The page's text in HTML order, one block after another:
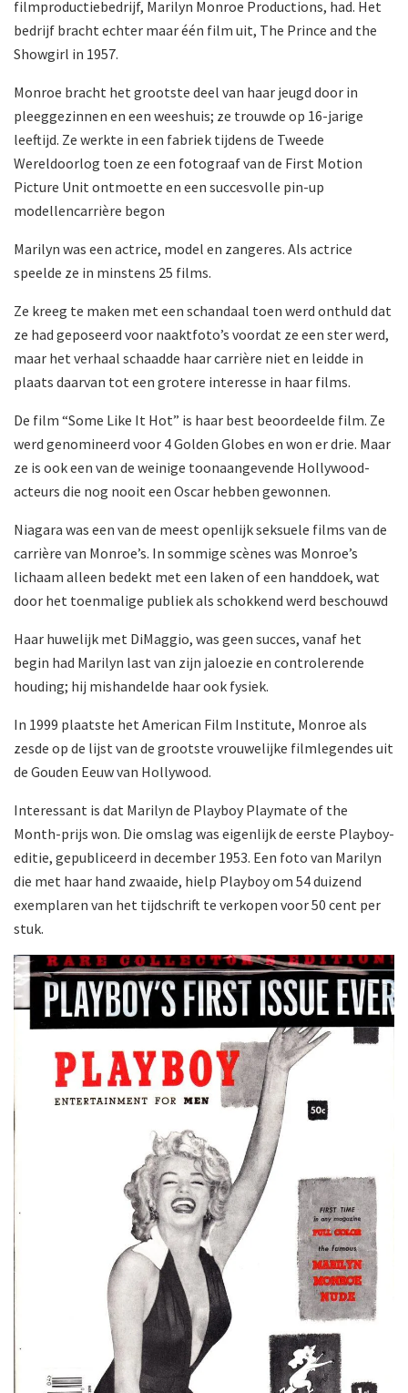
filmproductiebedrijf, Marilyn Monroe Productions, had. Het
bedrijf bracht echter maar één film uit, The Prince and the
Showgirl in 1957.
Monroe bracht het grootste deel van haar jeugd door in
pleeggezinnen en een weeshuis; ze trouwde op 16-jarige
leeftijd. Ze werkte in een fabriek tijdens de Tweede
Wereldoorlog toen ze een fotograaf van de First Motion
Picture Unit ontmoette en een succesvolle pin-up
modellencarrière begon
Marilyn was een actrice, model en zangeres. Als actrice
speelde ze in minstens 25 films.
Ze kreeg te maken met een schandaal toen werd onthuld dat
ze had geposeerd voor naaktfoto’s voordat ze een ster werd,
maar het verhaal schaadde haar carrière niet en leidde in
plaats daarvan tot een grotere interesse in haar films.
De film “Some Like It Hot” is haar best beoordeelde film. Ze
werd genomineerd voor 4 Golden Globes en won er drie. Maar
ze is ook een van de weinige toonaangevende Hollywood-
acteurs die nog nooit een Oscar hebben gewonnen.
Niagara was een van de meest openlijk seksuele films van de
carrière van Monroe’s. In sommige scènes was Monroe’s
lichaam alleen bedekt met een laken of een handdoek, wat
door het toenmalige publiek als schokkend werd beschouwd
Haar huwelijk met DiMaggio, was geen succes, vanaf het
begin had Marilyn last van zijn jaloezie en controlerende
houding; hij mishandelde haar ook fysiek.
In 1999 plaatste het American Film Institute, Monroe als
zesde op de lijst van de grootste vrouwelijke filmlegendes uit
de Gouden Eeuw van Hollywood.
Interessant is dat Marilyn de Playboy Playmate of the
Month-prijs won. Die omslag was eigenlijk de eerste Playboy-
editie, gepubliceerd in december 1953. Een foto van Marilyn
die met haar hand zwaaide, hielp Playboy om 54 duizend
exemplaren van het tijdschrift te verkopen voor 50 cent per
stuk.